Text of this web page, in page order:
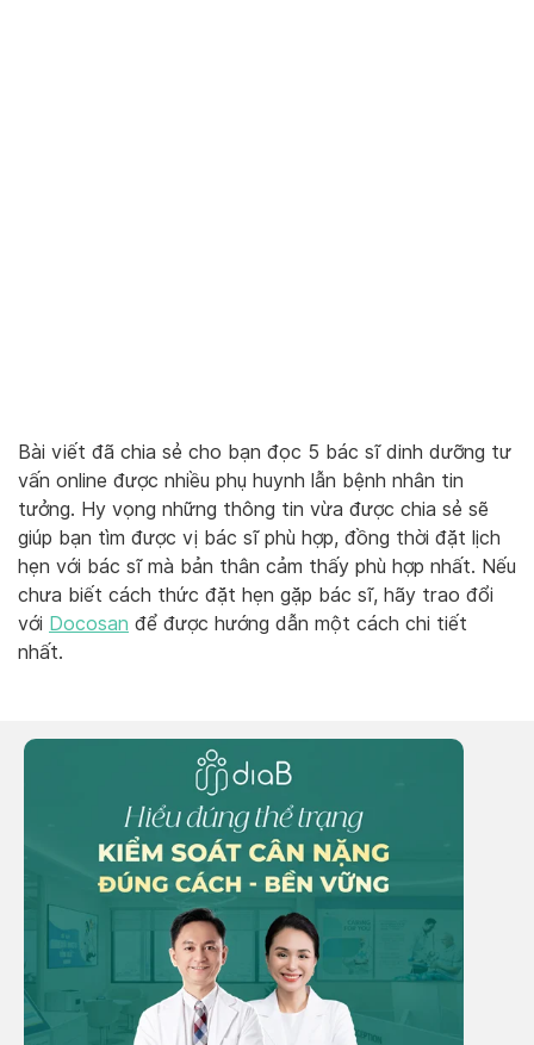
Bài viết đã chia sẻ cho bạn đọc 5 bác sĩ dinh dưỡng tư
vấn online được nhiều phụ huynh lẫn bệnh nhân tin
tưởng. Hy vọng những thông tin vừa được chia sẻ sẽ
giúp bạn tìm được vị bác sĩ phù hợp, đồng thời đặt lịch
hẹn với bác sĩ mà bản thân cảm thấy phù hợp nhất. Nếu
chưa biết cách thức đặt hẹn gặp bác sĩ, hãy trao đổi
với Docosan để được hướng dẫn một cách chi tiết
nhất.